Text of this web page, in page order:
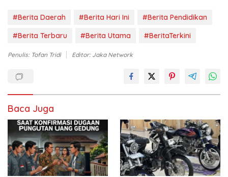
#Berita Daerah #Berita Hari Ini
#Berita Pendidikan
#Berita Terbaru
#Berita Utama #BeritaTerkini
Penulis: Tofan Tridi Editor: Jaka Network
Baca Juga